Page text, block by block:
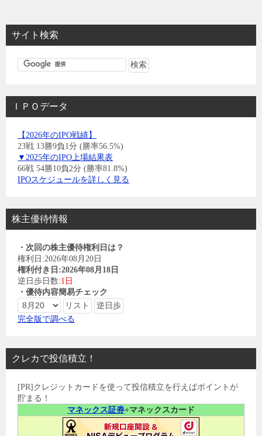
サイト検索
ＩＰＯデータ
【2026年のIPO戦績】
23戦 13勝9負1分 (勝率56.5%)
▼2025年のIPO上場結果表
66戦 54勝10負2分 (勝率81.8%)
IPOスケジュールを詳しく見る
株主優待情報
・次回の株主優待権利日は？
権利日:2026年08月20日
権利付き日:2026年08月18日
逆日歩日数:1日
・優待内容簡易チェック
完全版で調べる
クレカで投信積立！
[PR]クレジットカードを使って投信積立を行えばポイントが
貯まる！
マネックス証券+マネックスカード